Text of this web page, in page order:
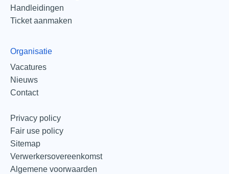
Handleidingen
Ticket aanmaken
Organisatie
Vacatures
Nieuws
Contact
Privacy policy
Fair use policy
Sitemap
Verwerkersovereenkomst
Algemene voorwaarden